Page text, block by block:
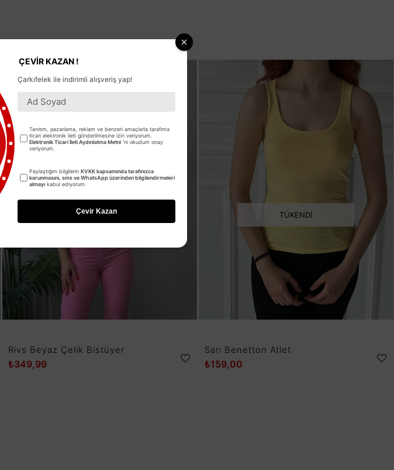
TÜKENDI
Rivs Beyaz Çelik Bistüyer
₺349,99
TÜKENDI
Sarı Benetton Atlet
₺159,00
ÇEVİR KAZAN !
Çarkıfelek ile indirimli alışveriş yap!
Tanıtım, pazarlama, reklam ve benzeri amaçlarla tarafıma
ticari elektronik ileti gönderilmesine izin veriyorum.
Elektronik Ticari İleti Aydınlatma Metni 'ni okudum onay
veriyorum.
Paylaştığım bilgilerin KVKK kapsamında tarafınızca
korunmasını, sms ve WhatsApp üzerinden bilgilendirmeleri
almayı kabul ediyorum.
Çevir Kazan